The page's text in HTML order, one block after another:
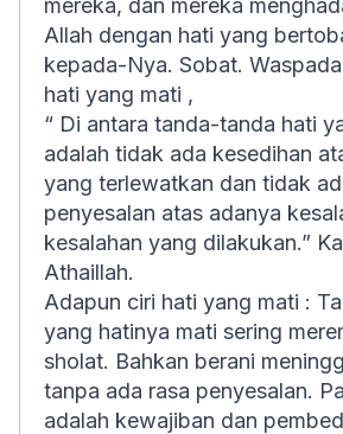
mereka, dan mereka
Allah dengan hati yang
kepada-Nya. Sobat.
hati yang mati ,
“ Di antara tanda-tanda hati
adalah tidak ada kesedihan
yang terlewatkan dan tidak
penyesalan atas adanya
kesalahan yang dilakukan.”
Athaillah.
Adapun ciri hati yang mati :
yang hatinya mati sering
sholat. Bahkan berani
tanpa ada rasa penyesalan.
adalah kewajiban dan